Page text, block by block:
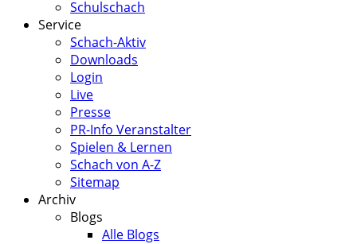
Schulschach
Service
Schach-Aktiv
Downloads
Login
Live
Presse
PR-Info Veranstalter
Spielen & Lernen
Schach von A-Z
Sitemap
Archiv
Blogs
Alle Blogs